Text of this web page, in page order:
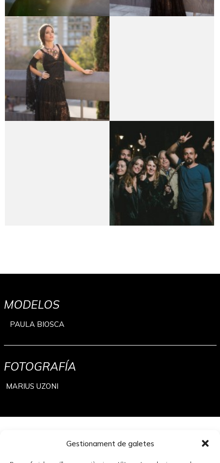
Gestionament de galetes
MODELOS
PAULA BIOSCA
FOTOGRAFÍA
MARIUS UZONI